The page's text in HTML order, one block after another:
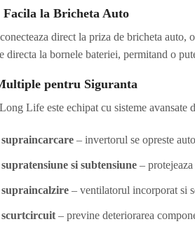
Facila la Bricheta Auto
direct la priza de bricheta auto,
directa la bornele bateriei, permitand o
pentru Siguranta
Life este echipat cu sisteme avansate
– invertorul se opreste
si subtensiune –
– ventilatorul incorporat si
scurtcircuit – previne deteriorarea